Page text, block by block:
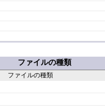
ファイルの種類
ファイルの種類